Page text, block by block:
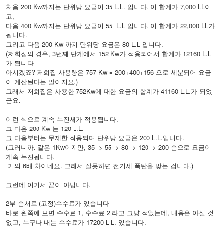
처음 200 Kw까지는 단위당 요금이 35 L.L. 입니다. 이 합계가 7,000 LL이
고,
다음 400 Kw까지는 단위당 요금이 55 L.L 입니다. 이 합계가 22,000 LL가
됩니다.
그리고 다음 200 Kw 까지 단위당 요금은 80 L.L 입니다.
(저희집의 경우, 3번째 단계에서 152 Kw가 적용되어서 합계가 12160 L.L
가 됩니다.
아시겠죠? 저희집 사용량은 757 Kw = 200+400+156 으로 세분되어 요금
이 계산된다는 말이지요.)
그래서 저희집은 사용한 752Kw에 대한 요금의 합계가 41160 L.L.가 되었
군요.
이런 식으로 계속 누진세가 적용됩니다.
그 다음 200 Kw 는 120 L.L.
그 다음부터는 무제한 적용되며 단위당 요금은 200 L.L.입니다.
(그러니까. 같은 1Kw이지만, 35 -> 55 -> 80 -> 120 -> 200 순으로 요금이
계속 누진됩니다.
거의 6배 차이네요. 그래서 잘못하면 전기세 폭탄을 맞는 겁니다.)
그런데 여기서 끝이 아닙니다.
2부 순서로 (고정)수수료가 있습니다.
바로 왼쪽에 보면 수수료 1, 수수료 2 라고 그냥 적었는데, 내용은 아실 것
없고, 누구나 내는 수수료가 17200 L.L. 있습니다.